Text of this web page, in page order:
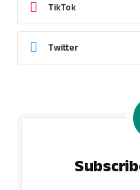
TikTok
Twitter